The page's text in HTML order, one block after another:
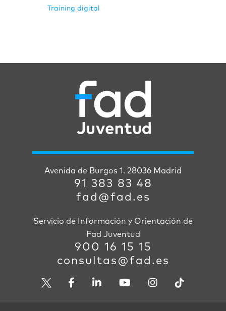
Training digital
Avenida de Burgos 1. 28036 Madrid
91 383 83 48
fad@fad.es
Servicio de Información y Orientación de
Fad Juventud
900 16 15 15
consultas@fad.es